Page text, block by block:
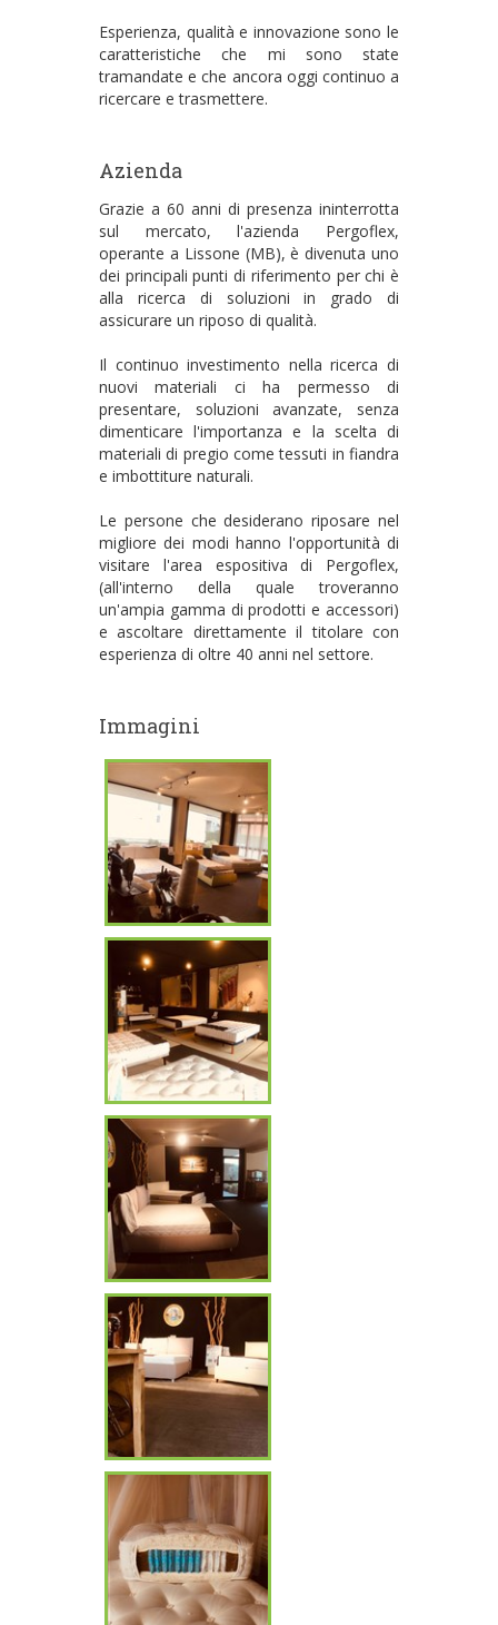
Esperienza, qualità e innovazione sono le
caratteristiche che mi sono state
tramandate e che ancora oggi continuo a
ricercare e trasmettere.
Azienda
Grazie a 60 anni di presenza ininterrotta
sul mercato, l'azienda Pergoflex,
operante a Lissone (MB), è divenuta uno
dei principali punti di riferimento per chi è
alla ricerca di soluzioni in grado di
assicurare un riposo di qualità.
Il continuo investimento nella ricerca di
nuovi materiali ci ha permesso di
presentare, soluzioni avanzate, senza
dimenticare l'importanza e la scelta di
materiali di pregio come tessuti in fiandra
e imbottiture naturali.
Le persone che desiderano riposare nel
migliore dei modi hanno l'opportunità di
visitare l'area espositiva di Pergoflex,
(all'interno della quale troveranno
un'ampia gamma di prodotti e accessori)
e ascoltare direttamente il titolare con
esperienza di oltre 40 anni nel settore.
Immagini